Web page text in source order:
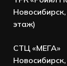
этаж)
СТЦ «МЕГА»